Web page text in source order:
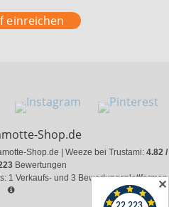
einreichen
Shop.de
Shop.de | Weeze bei Trustami: 4.82 /
Bewertungen
1 Verkaufs- und 3 Bewertungsplattformen
✕